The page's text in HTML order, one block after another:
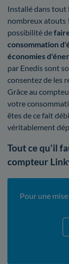
Installé dans tout
nombreux atouts
possibilité de
consommation
économies
par Enedis sont
consentez de les
Grâce au
votre
êtes de ce fait
véritablement
Tout ce qu'il
compteur
Pour une